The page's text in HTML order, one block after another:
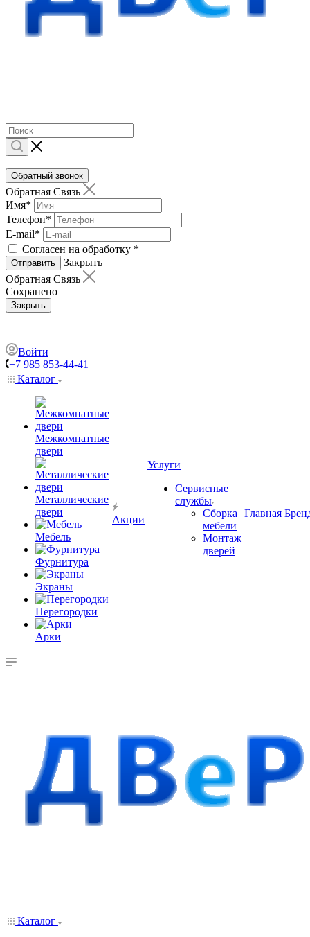
Обратный звонок
Обратная Связь
Имя*
Телефон*
E-mail*
Согласен на обработку *
Отправить
Закрыть
Обратная Связь
Сохранено
Закрыть
Войти
+7 985 853-44-41
Каталог
Межкомнатные
двери
Металлические
двери
Мебель
Фурнитура
Экраны
Перегородки
Арки
Акции
Услуги
Сервисные
службы
Сборка
мебели
Монтаж
дверей
Главная
Каталог